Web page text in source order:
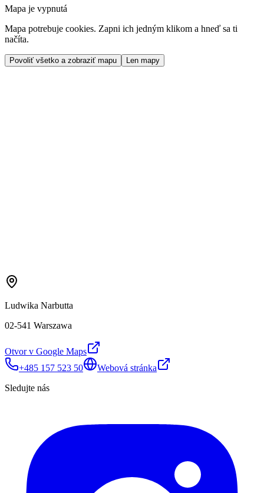
Mapa je vypnutá
Mapa potrebuje cookies. Zapni ich jedným klikom a hneď sa ti
načíta.
Povoliť všetko a zobraziť mapu Len mapy
Ludwika Narbutta
02-541 Warszawa
Otvor v Google Maps
+485 157 523 50
Webová stránka
Sledujte nás